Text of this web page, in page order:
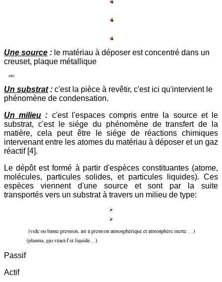
Une source : le matériau à déposer est concentré dans un
creuset, plaque métallique
Un substrat: c'est la pièce à revêtir, c'est ici qu'intervient le
phénomène de condensation.
Un milieu : c'est l'espaces compris entre la source et le
substrat, c'est le siége du phénomène de transfert de la
matière, cela peut être le siége de réactions chimiques
intervenant entre les atomes du matériau à déposer et un gaz
réactif [4].
Le dépôt est formé à partir d'espèces constituantes (atome,
molécules, particules solides, et particules liquides). Ces
espèces viennent d'une source et sont par la suite
transportés vers un substrat à travers un milieu de type:
Passif
Actif